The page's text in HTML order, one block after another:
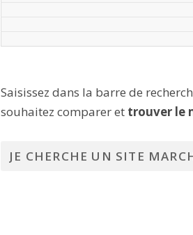
Saisissez dans la barre de
souhaitez comparer et trouver le